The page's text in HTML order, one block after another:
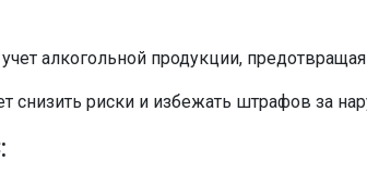
алкогольной продукции,
снизить риски и избежать штрафов за